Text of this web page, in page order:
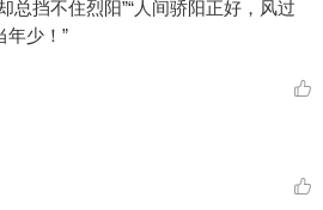
总挡不住烈阳”“人间骄阳正好，风过
年少！”